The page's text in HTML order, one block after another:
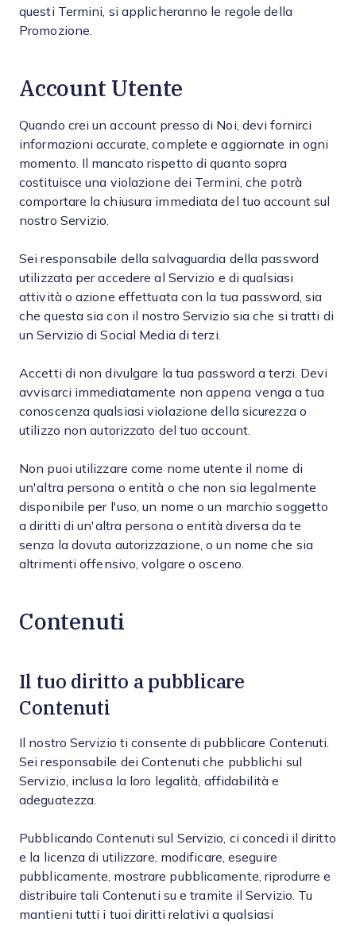
questi Termini, si applicheranno le regole della
Promozione.
Account Utente
Quando crei un account presso di Noi, devi fornirci
informazioni accurate, complete e aggiornate in ogni
momento. Il mancato rispetto di quanto sopra
costituisce una violazione dei Termini, che potrà
comportare la chiusura immediata del tuo account sul
nostro Servizio.
Sei responsabile della salvaguardia della password
utilizzata per accedere al Servizio e di qualsiasi
attività o azione effettuata con la tua password, sia
che questa sia con il nostro Servizio sia che si tratti di
un Servizio di Social Media di terzi.
Accetti di non divulgare la tua password a terzi. Devi
avvisarci immediatamente non appena venga a tua
conoscenza qualsiasi violazione della sicurezza o
utilizzo non autorizzato del tuo account.
Non puoi utilizzare come nome utente il nome di
un'altra persona o entità o che non sia legalmente
disponibile per l'uso, un nome o un marchio soggetto
a diritti di un'altra persona o entità diversa da te
senza la dovuta autorizzazione, o un nome che sia
altrimenti offensivo, volgare o osceno.
Contenuti
Il tuo diritto a pubblicare
Contenuti
Il nostro Servizio ti consente di pubblicare Contenuti.
Sei responsabile dei Contenuti che pubblichi sul
Servizio, inclusa la loro legalità, affidabilità e
adeguatezza.
Pubblicando Contenuti sul Servizio, ci concedi il diritto
e la licenza di utilizzare, modificare, eseguire
pubblicamente, mostrare pubblicamente, riprodurre e
distribuire tali Contenuti su e tramite il Servizio. Tu
mantieni tutti i tuoi diritti relativi a qualsiasi